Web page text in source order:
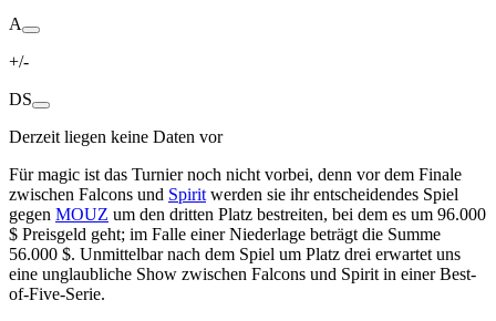
A
+/-
DS
Derzeit liegen keine Daten vor
Für magic ist das Turnier noch nicht vorbei, denn vor dem Finale
zwischen Falcons und Spirit werden sie ihr entscheidendes Spiel
gegen MOUZ um den dritten Platz bestreiten, bei dem es um 96.000
$ Preisgeld geht; im Falle einer Niederlage beträgt die Summe
56.000 $. Unmittelbar nach dem Spiel um Platz drei erwartet uns
eine unglaubliche Show zwischen Falcons und Spirit in einer Best-
of-Five-Serie.